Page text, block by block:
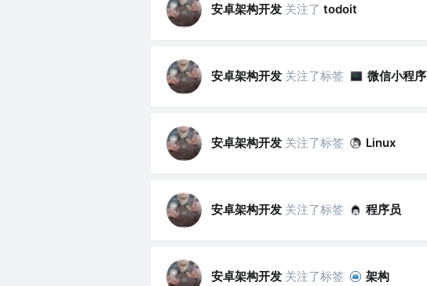
安卓架构开发 关注了 todoit
安卓架构开发 关注了标签 微信小程序
安卓架构开发 关注了标签 Linux
安卓架构开发 关注了标签 程序员
安卓架构开发 关注了标签 架构